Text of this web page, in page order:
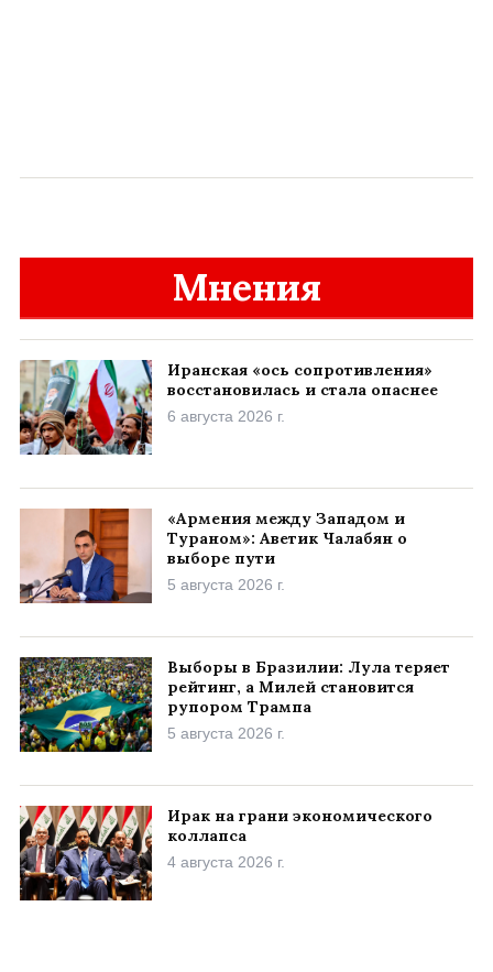
Мнения
Иранская «ось сопротивления»
восстановилась и стала опаснее
6 августа 2026 г.
«Армения между Западом и
Тураном»: Аветик Чалабян о
выборе пути
5 августа 2026 г.
Выборы в Бразилии: Лула теряет
рейтинг, а Милей становится
рупором Трампа
5 августа 2026 г.
Ирак на грани экономического
коллапса
4 августа 2026 г.